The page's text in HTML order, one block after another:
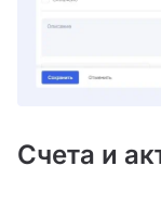
Счета и